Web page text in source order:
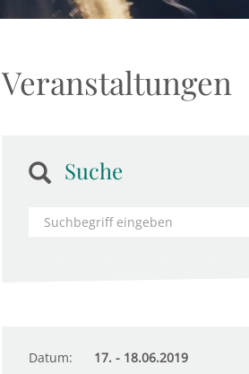
Veranstaltungen
Suche
Datum: 17. - 18.06.2019